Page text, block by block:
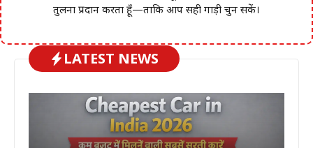
तुलना प्रदान करता हूँ—ताकि आप सही गाड़ी चुन सकें।
LATEST NEWS